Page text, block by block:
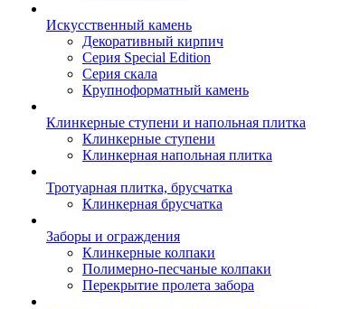
Искусственный камень
Декоративный кирпич
Серия Special Edition
Серия скала
Крупноформатный камень
Клинкерные ступени и напольная плитка
Клинкерные ступени
Клинкерная напольная плитка
Тротуарная плитка, брусчатка
Клинкерная брусчатка
Заборы и ограждения
Клинкерные колпаки
Полимерно-песчаные колпаки
Перекрытие пролета забора